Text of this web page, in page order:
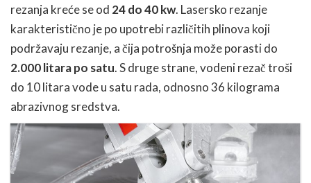
rezanja kreće se od 24 do 40 kw. Lasersko rezanje
karakteristično je po upotrebi različitih plinova koji
podržavaju rezanje, a čija potrošnja može porasti do
2.000 litara po satu. S druge strane, vodeni rezač troši
do 10 litara vode u satu rada, odnosno 36 kilograma
abrazivnog sredstva.